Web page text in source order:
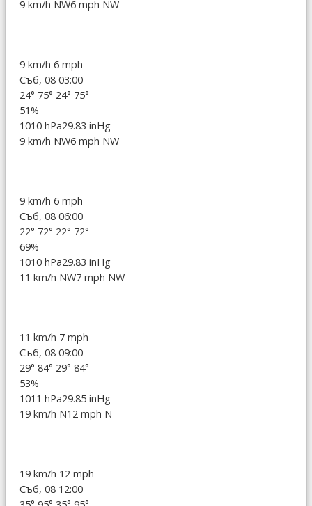
9 km/h NW6 mph NW
9 km/h 6 mph
Съб, 08 03:00
24° 75° 24° 75°
51%
1010 hPa29.83 inHg
9 km/h NW6 mph NW
9 km/h 6 mph
Съб, 08 06:00
22° 72° 22° 72°
69%
1010 hPa29.83 inHg
11 km/h NW7 mph NW
11 km/h 7 mph
Съб, 08 09:00
29° 84° 29° 84°
53%
1011 hPa29.85 inHg
19 km/h N12 mph N
19 km/h 12 mph
Съб, 08 12:00